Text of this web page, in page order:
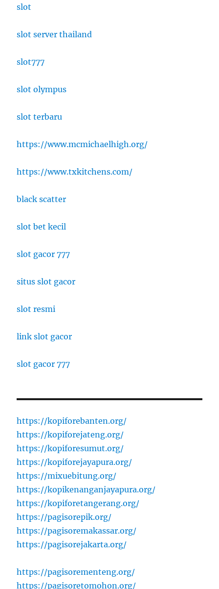
slot
slot server thailand
slot777
slot olympus
slot terbaru
https://www.mcmichaelhigh.org/
https://www.txkitchens.com/
black scatter
slot bet kecil
slot gacor 777
situs slot gacor
slot resmi
link slot gacor
slot gacor 777
https://kopiforebanten.org/
https://kopiforejateng.org/
https://kopiforesumut.org/
https://kopiforejayapura.org/
https://mixuebitung.org/
https://kopikenanganjayapura.org/
https://kopiforetangerang.org/
https://pagisorepik.org/
https://pagisoremakassar.org/
https://pagisorejakarta.org/
https://pagisorementeng.org/
https://pagisoretomohon.org/